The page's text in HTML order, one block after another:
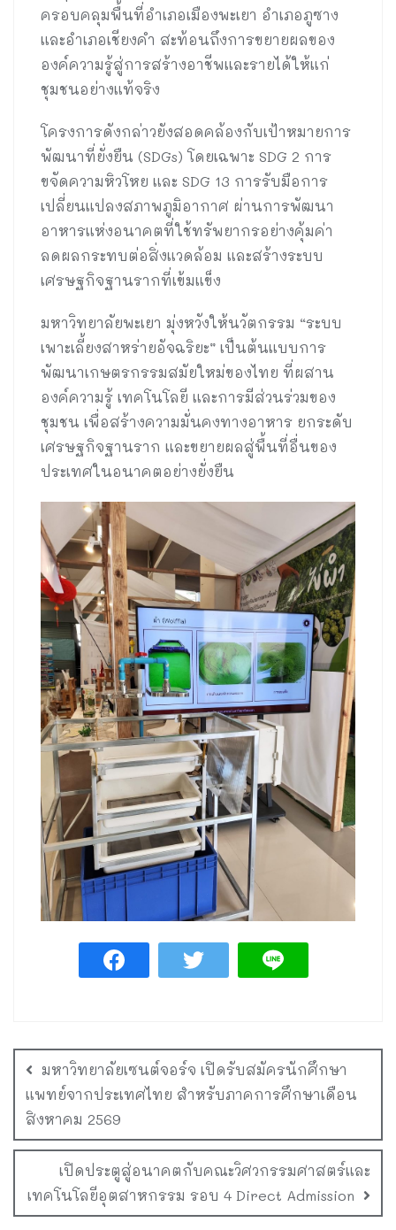
ครอบคลุมพื้นที่อำเภอเมืองพะเยา อำเภอภูซาง
และอำเภอเชียงคำ สะท้อนถึงการขยายผลของ
องค์ความรู้สู่การสร้างอาชีพและรายได้ให้แก่
ชุมชนอย่างแท้จริง
โครงการดังกล่าวยังสอดคล้องกับเป้าหมายการ
พัฒนาที่ยั่งยืน (SDGs) โดยเฉพาะ SDG 2 การ
ขจัดความหิวโหย และ SDG 13 การรับมือการ
เปลี่ยนแปลงสภาพภูมิอากาศ ผ่านการพัฒนา
อาหารแห่งอนาคตที่ใช้ทรัพยากรอย่างคุ้มค่า
ลดผลกระทบต่อสิ่งแวดล้อม และสร้างระบบ
เศรษฐกิจฐานรากที่เข้มแข็ง
มหาวิทยาลัยพะเยา มุ่งหวังให้นวัตกรรม “ระบบ
เพาะเลี้ยงสาหร่ายอัจฉริยะ” เป็นต้นแบบการ
พัฒนาเกษตรกรรมสมัยใหม่ของไทย ที่ผสาน
องค์ความรู้ เทคโนโลยี และการมีส่วนร่วมของ
ชุมชน เพื่อสร้างความมั่นคงทางอาหาร ยกระดับ
เศรษฐกิจฐานราก และขยายผลสู่พื้นที่อื่นของ
ประเทศในอนาคตอย่างยั่งยืน
มหาวิทยาลัยเซนต์จอร์จ เปิดรับสมัครนักศึกษา
แพทย์จากประเทศไทย สำหรับภาคการศึกษาเดือน
สิงหาคม 2569
เปิดประตูสู่อนาคตกับคณะวิศวกรรมศาสตร์และ
เทคโนโลยีอุตสาหกรรม รอบ 4 Direct Admission